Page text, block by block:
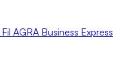
Fil AGRA Business Express